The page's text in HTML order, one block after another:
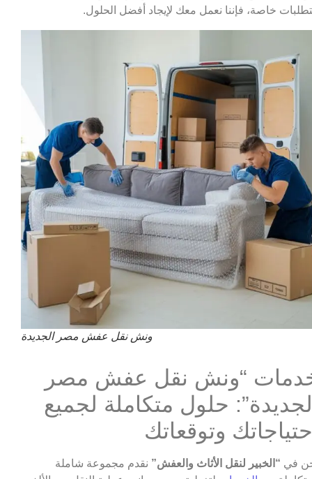
خاصة، فإننا نعمل معك لإيجاد أفضل الحلول.
ونش نقل عفش مصر الجديدة
“ونش نقل عفش مصر
حلول متكاملة لجميع
وتوقعاتك
في “الخبير لنقل الأثاث والعفش” نقدم مجموعة شاملة